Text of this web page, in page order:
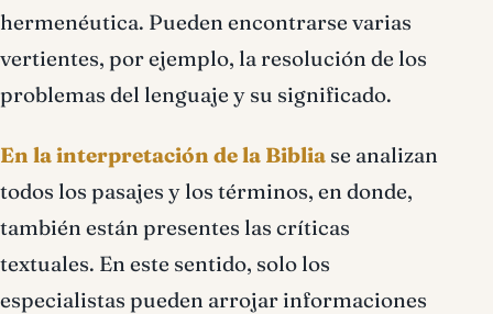
hermenéutica. Pueden encontrarse varias
vertientes, por ejemplo, la resolución de los
problemas del lenguaje y su significado.
En la interpretación de la Biblia se analizan
todos los pasajes y los términos, en donde,
también están presentes las críticas
textuales. En este sentido, solo los
especialistas pueden arrojar informaciones